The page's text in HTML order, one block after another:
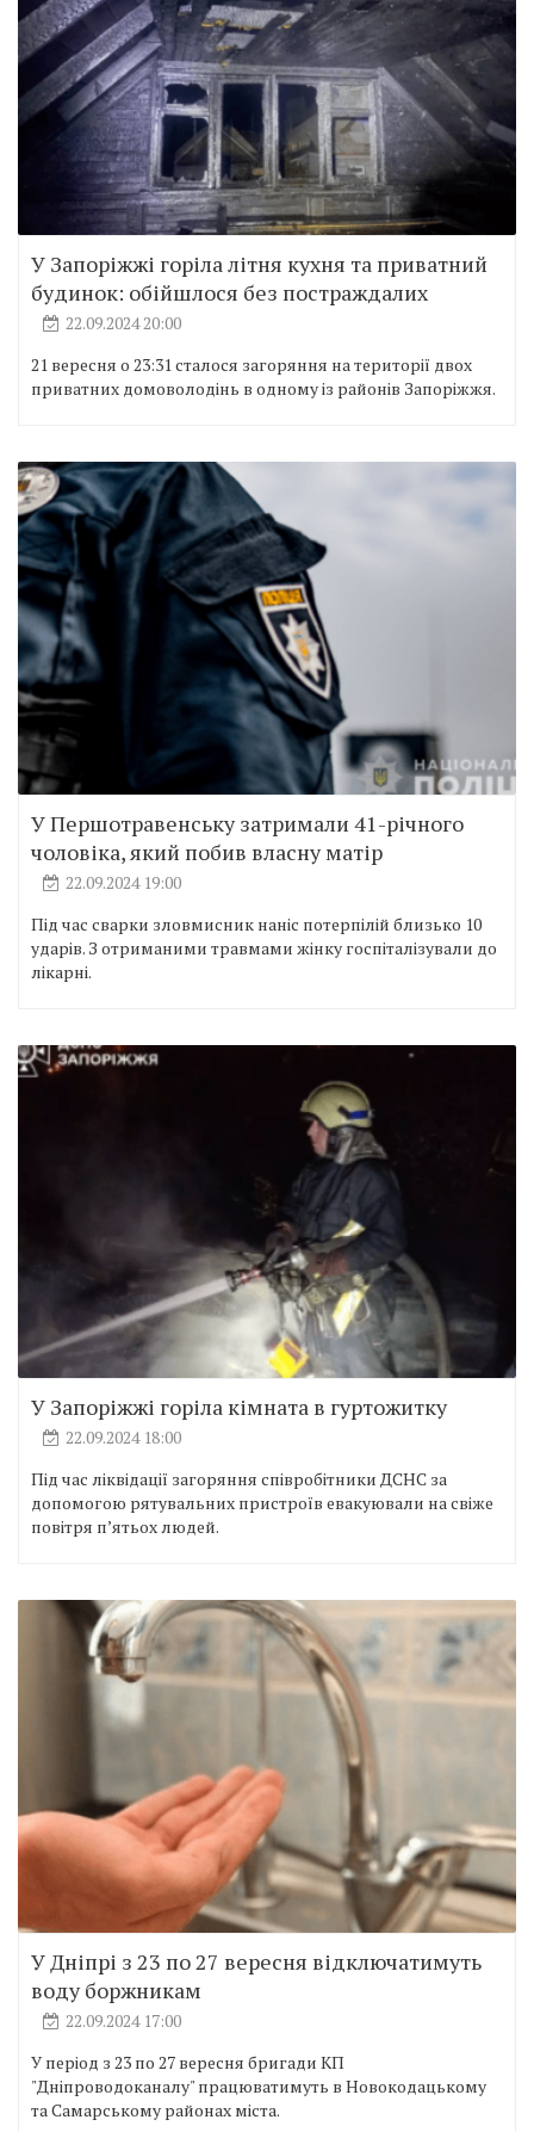
У Запоріжжі горіла літня кухня та приватний
будинок: обійшлося без постраждалих
22.09.2024 20:00
21 вересня о 23:31 сталося загоряння на території двох
приватних домоволодінь в одному із районів Запоріжжя.
У Першотравенську затримали 41-річного
чоловіка, який побив власну матір
22.09.2024 19:00
Під час сварки зловмисник наніс потерпілій близько 10
ударів. З отриманими травмами жінку госпіталізували до
лікарні.
У Запоріжжі горіла кімната в гуртожитку
22.09.2024 18:00
Під час ліквідації загоряння співробітники ДСНС за
допомогою рятувальних пристроїв евакуювали на свіже
повітря п’ятьох людей.
У Дніпрі з 23 по 27 вересня відключатимуть
воду боржникам
22.09.2024 17:00
У період з 23 по 27 вересня бригади КП
"Дніпроводоканалу" працюватимуть в Новокодацькому
та Самарському районах міста.